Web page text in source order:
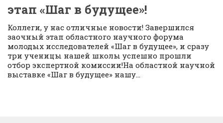
этап «Шаг в будущее»!
Коллеги, у нас отличные новости! Завершился
заочный этап областного научного форума
молодых исследователей «Шаг в будущее», и сразу
три ученицы нашей школы успешно прошли
отбор экспертной комиссии!На областной научной
выставке «Шаг в будущее» нашу...